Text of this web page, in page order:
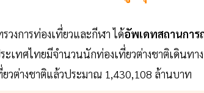
งการท่องเที่ยวและกีฬา ได้อัพเดทสถานกา
เทศไทยมีจำนวนนักท่องเที่ยวต่างชาติเดินท
ยวต่างชาติแล้วประมาณ 1,430,108 ล้านบาท